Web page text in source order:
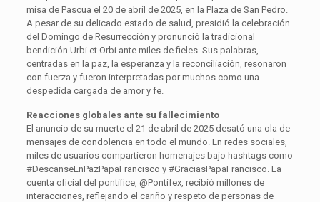
misa de Pascua el 20 de abril de 2025, en la Plaza de San Pedro.
A pesar de su delicado estado de salud, presidió la celebración
del Domingo de Resurrección y pronunció la tradicional
bendición Urbi et Orbi ante miles de fieles. Sus palabras,
centradas en la paz, la esperanza y la reconciliación, resonaron
con fuerza y fueron interpretadas por muchos como una
despedida cargada de amor y fe.
Reacciones globales ante su fallecimiento
El anuncio de su muerte el 21 de abril de 2025 desató una ola de
mensajes de condolencia en todo el mundo. En redes sociales,
miles de usuarios compartieron homenajes bajo hashtags como
#DescanseEnPazPapaFrancisco y #GraciasPapaFrancisco. La
cuenta oficial del pontífice, @Pontifex, recibió millones de
interacciones, reflejando el cariño y respeto de personas de